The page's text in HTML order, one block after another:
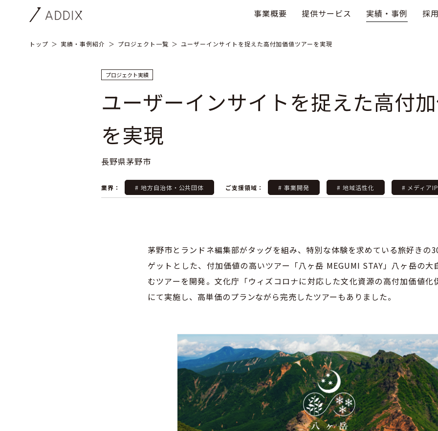
事業概要 提供サービス 実績・事例 採
トップ 実績・事例紹介 プロジェクト一覧 ユーザーインサイトを捉えた高付加価値ツアーを実現
プロジェクト実績
ユーザーインサイトを捉えた高付
を実現
長野県茅野市
業界： # 地方自治体・公共団体 ご支援領域： # 事業開発 # 地域活性化 # メディア
茅野市とランドネ編集部がタッグを組み、特別な体験を求めている旅好きの
ゲットとした、付加価値の高いツアー「八ヶ岳 MEGUMI STAY」八ヶ岳の大
むツアーを開発。⽂化庁「ウィズコロナに対応した⽂化資源の⾼付加価値化
にて実施し、高単価のプランながら完売したツアーもありました。